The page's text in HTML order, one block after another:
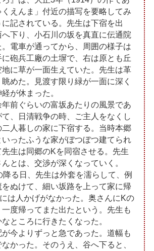
えんま」付近の描写を要略してみ
記されている。先生は下宿を出
下り、小石川の坂を真直に伝通院
電車が通ってから、周囲の様子は
砲兵工廠の土塀で、右は原とも丘
地に草が一面生えていた。先生は革
めた。見渡す限り緑が一面に深く
が休まった。
前ぐらいの富坂あたりの風景であ
、日清戦争の時、ご主人をなくし
人暮しの家に下宿する。当時本郷
ったふうな家がぼつぼつ建てられ
生は同郷のKを同宿させる。先生
とは、交渉が深くなっていく。
降る日、先生は外套を濡らして、例
ぬけて、細い坂路を上って家に帰
は人かげがなかった。奥さんにKの
度帰ってまた出たという。先生も
ところに行きたくなった。
今よりずっと急であった。道幅も
かった。そのうえ、谷へ下ると、